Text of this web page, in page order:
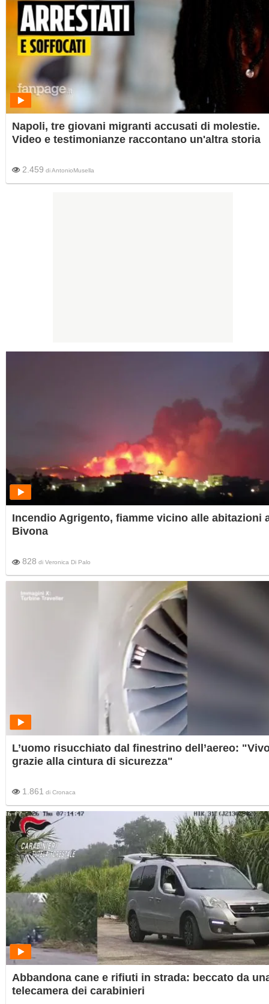
Napoli, tre giovani migranti accusati di molestie.
Video e testimonianze raccontano un'altra storia
2.459 diAntonioMusella
Incendio Agrigento, fiamme vicino alle abitazioni
Bivona
828 di Veronica Di Palo
L’uomo risucchiato dal finestrino dell’aereo:
grazie alla cintura di sicurezza"
1.861 di Cronaca
Abbandona cane e rifiuti in strada: beccato da
telecamera dei carabinieri